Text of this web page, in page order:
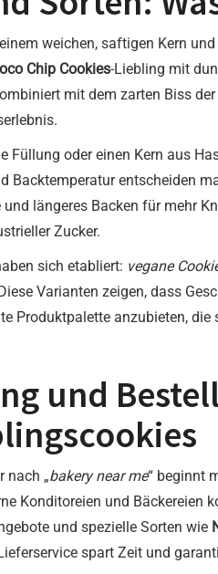
weichen, saftigen Kern
Chip Cookies-Liebling mit
mit dem zarten Biss
Füllung oder einen Kern aus
Backtemperatur entscheiden
längeres Backen für mehr
Zucker.
sich etabliert: vegane
Varianten zeigen, dass
Produktpalette anzubieten,
und
nach „bakery near me“ beginnt
Konditoreien und Bäckereien
und spezielle Sorten wie
spart Zeit und